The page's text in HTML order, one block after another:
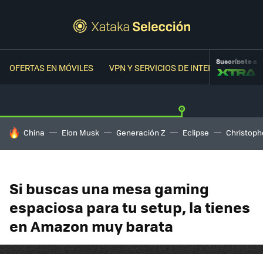
OFERTAS EN MÓVILES VPN Y SERVICIOS DE INTERNETSuscríbete a
HOY SE HABLA DE
China Elon Musk Generación Z Eclipse
Si buscas una mesa gaming
espaciosa para tu setup, la tienes
en Amazon muy barata